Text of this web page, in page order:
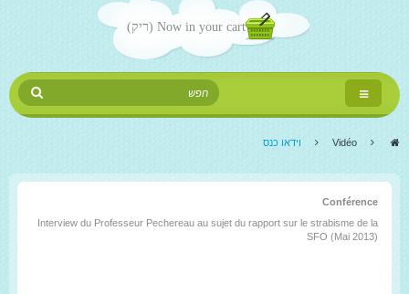
Now in your cart (ריק)
Toggle
navigation
>
Vidéo
> וידאו כנס
Conférence
Interview du Professeur Pechereau au sujet du rapport sur le strabisme de la
SFO (Mai 2013)